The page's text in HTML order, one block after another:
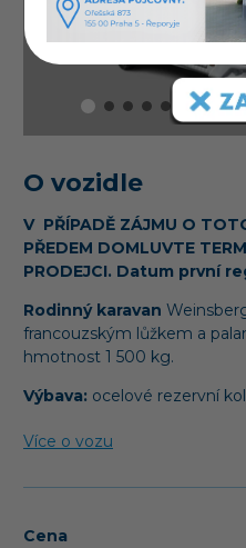
O vozidle
V PŘÍPADĚ ZÁJMU O
PŘEDEM DOMLUVTE
PRODEJCI. Datum první
Rodinný karavan
francouzským lůžkem a
hmotnost 1 500 kg.
Výbava: ocelové rezervní
Více o vozu
Cena